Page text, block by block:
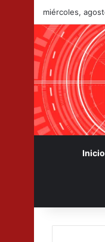
miércoles,
Inicio